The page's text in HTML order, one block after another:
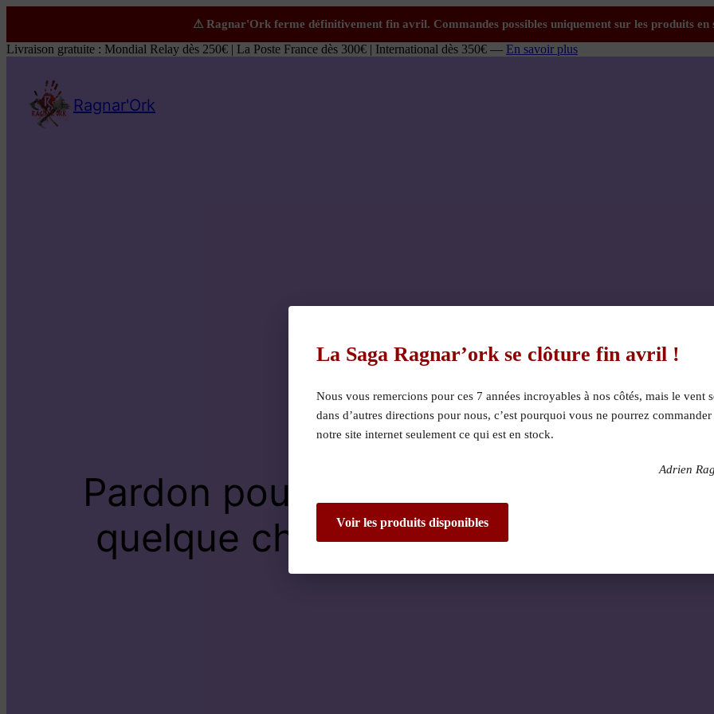
Livraison gratuite : Mondial Relay dès 250€ | La Poste France dès 300€ | International dès 350€ — En savoir plus
Ragnar'Ork
Pardon pour le dérangement !
quelque chose de fantastique –
La Saga Ragnar’ork se clôture fin avril !
Nous vous remercions pour ces 7 années incroyables à nos côtés, mais le vent
dans d’autres directions pour nous, c’est pourquoi vous ne pourrez
notre site internet seulement ce qui est en stock.
Adrien
Voir les produits disponibles